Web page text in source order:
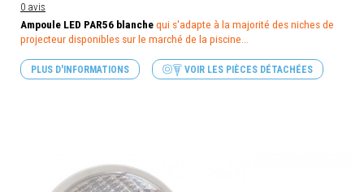
0 avis
Ampoule LED PAR56 blanchequi s'adapte à la majorité des niches de
projecteur disponibles sur le marché de la piscine...
PLUS D'INFORMATIONS VOIR LES PIÈCES DÉTACHÉES